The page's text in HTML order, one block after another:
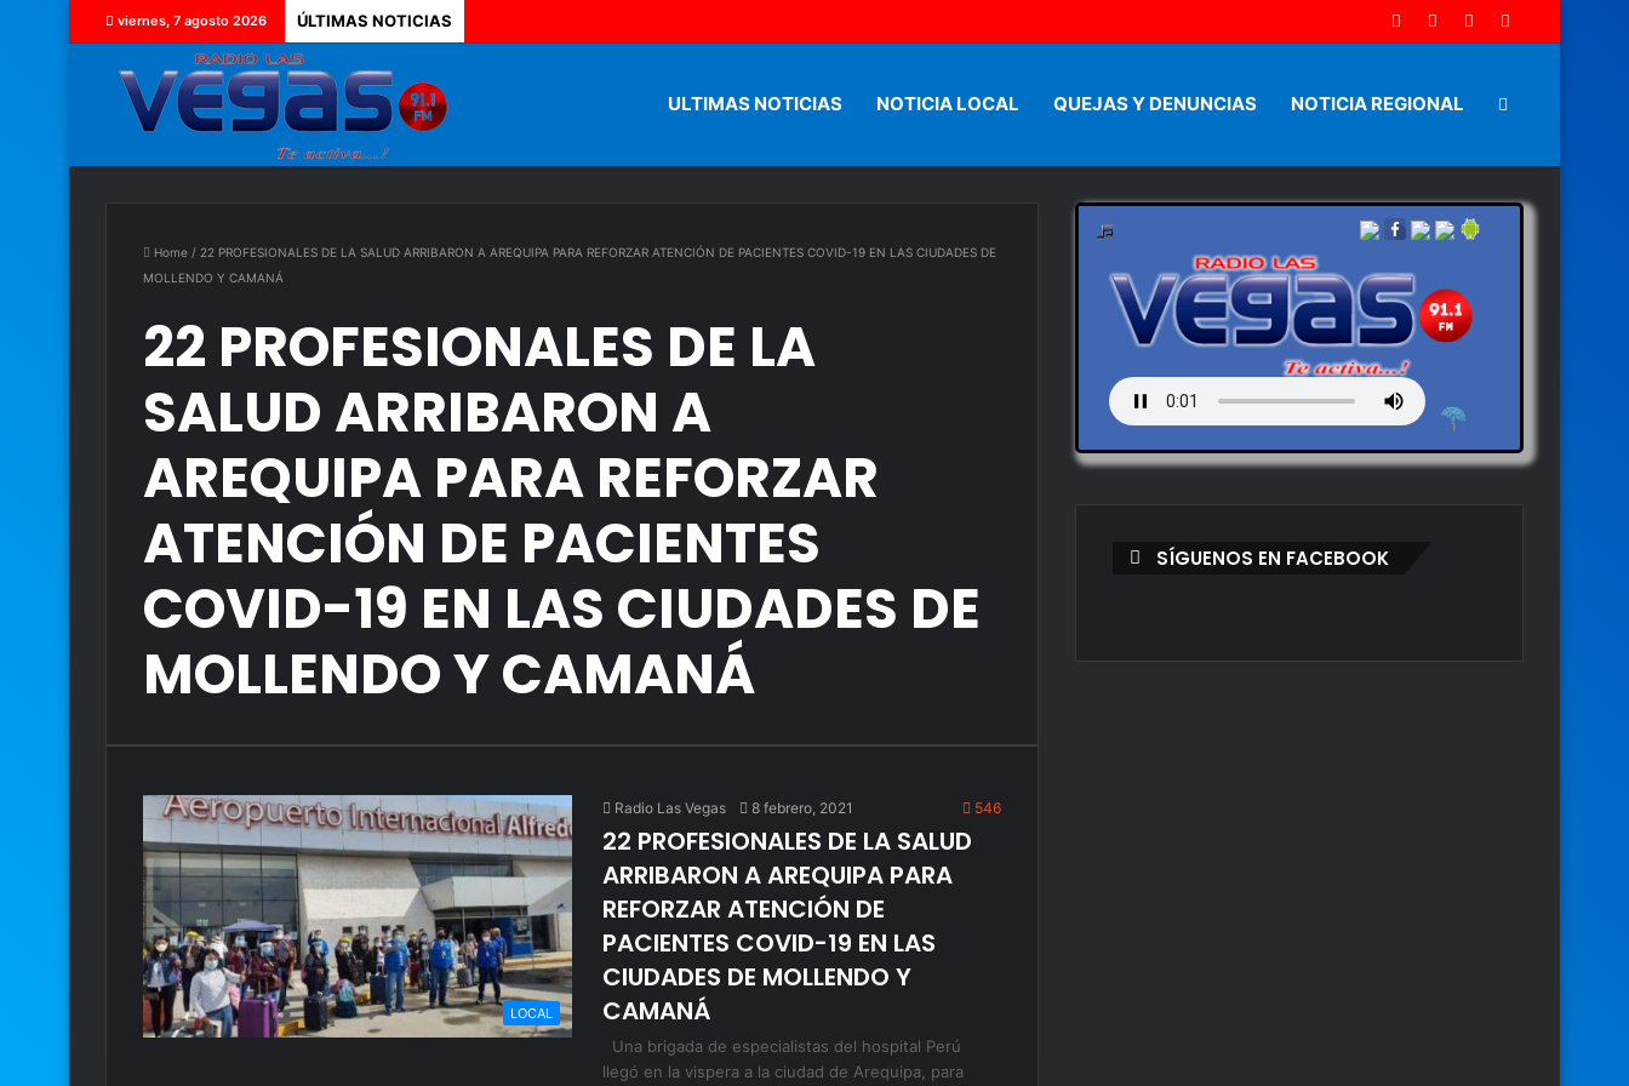
viernes, 7 agosto 2026 ÚLTIMAS NOTICIAS
ULTIMAS NOTICIAS NOTICIA LOCAL QUEJAS Y DENUNCIAS NOTICIA REGIONAL Artículo
Home / 22 PROFESIONALES DE LA SALUD ARRIBARON A AREQUIPA PARA REFORZAR ATENCIÓN DE PACIENTES COVID-19 EN LAS CIUDADES DE
MOLLENDO Y CAMANÁ
22 PROFESIONALES DE LA
SALUD ARRIBARON A
AREQUIPA PARA REFORZAR
ATENCIÓN DE PACIENTES
COVID-19 EN LAS CIUDADES DE
MOLLENDO Y CAMANÁ
LOCAL
Radio Las Vegas 8 febrero, 2021 546
22 PROFESIONALES DE LA SALUD
ARRIBARON A AREQUIPA PARA
REFORZAR ATENCIÓN DE
PACIENTES COVID-19 EN LAS
CIUDADES DE MOLLENDO Y
CAMANÁ
Una brigada de especialistas del hospital Perú
llegó en la vispera a la ciudad de Arequipa, para
SÍGUENOS EN FACEBOOK